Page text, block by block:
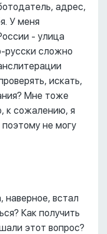
адрес,
У меня
- улица
русски сложно
искать,
Мне тоже
к сожалению, я
не могу
наверное, встал
Как получить
этот вопрос?